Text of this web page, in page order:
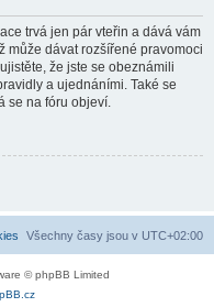
trvá jen pár vteřin a dává vám
může dávat rozšířené pravomoci
že jste se obeznámili
a ujednáními. Také se
se na fóru objeví.
Všechny časy jsou v UTC+02:00
© phpBB Limited